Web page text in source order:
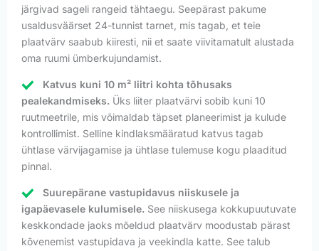
järgivad sageli rangeid tähtaegu. Seepärast pakume
usaldusväärset 24-tunnist tarnet, mis tagab, et teie
plaatvärv saabub kiiresti, nii et saate viivitamatult alustada
oma ruumi ümberkujundamist.
Katvus kuni 10 m² liitri kohta tõhusaks
pealekandmiseks. Üks liiter plaatvärvi sobib kuni 10
ruutmeetrile, mis võimaldab täpset planeerimist ja kulude
kontrollimist. Selline kindlaksmääratud katvus tagab
ühtlase värvijagamise ja ühtlase tulemuse kogu plaaditud
pinnal.
Suurepärane vastupidavus niiskusele ja
igapäevasele kulumisele. See niiskusega kokkupuutuvate
keskkondade jaoks mõeldud plaatvärv moodustab pärast
kõvenemist vastupidava ja veekindla katte. See talub